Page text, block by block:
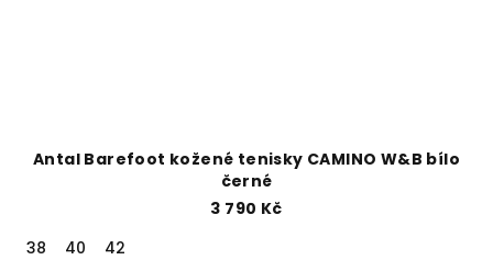
Antal Barefoot kožené tenisky CAMINO W&B bílo
černé
3 790 Kč
38
40
42